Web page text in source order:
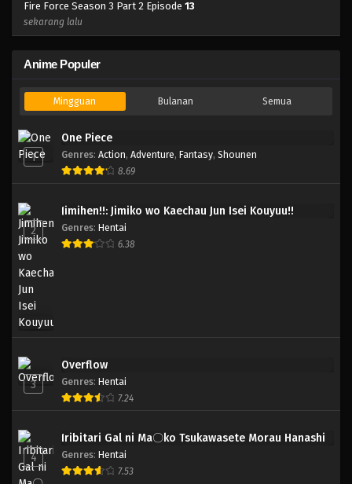
Fire Force Season 3 Part 2 Episode 13
sekarang lalu
Anime Populer
Mingguan Bulanan Semua
1
One Piece
Genres: Action, Adventure, Fantasy, Shounen
8.69
2
Jimihen!!: Jimiko wo Kaechau Jun Isei Kouyuu!!
Genres: Hentai
6.38
3
Overflow
Genres: Hentai
7.24
4
Iribitari Gal ni Ma〇ko Tsukawasete Morau Hanashi
Genres: Hentai
7.53